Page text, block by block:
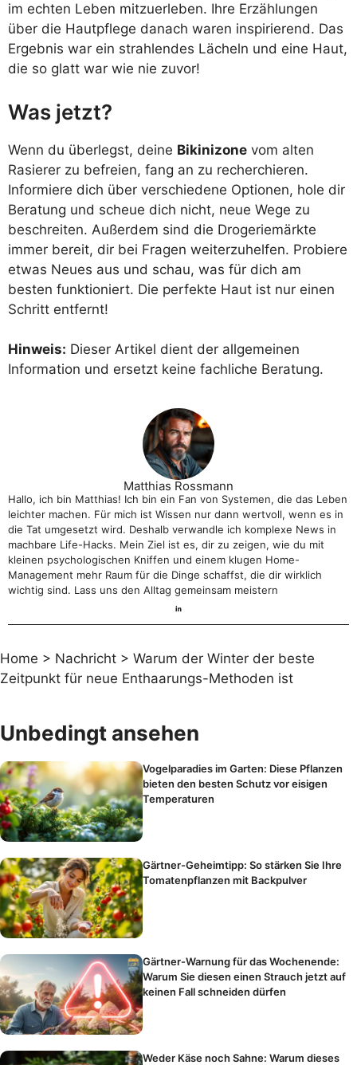
im echten Leben mitzuerleben. Ihre Erzählungen
über die Hautpflege danach waren inspirierend. Das
Ergebnis war ein strahlendes Lächeln und eine Haut,
die so glatt war wie nie zuvor!
Was jetzt?
Wenn du überlegst, deine Bikinizone vom alten
Rasierer zu befreien, fang an zu recherchieren.
Informiere dich über verschiedene Optionen, hole dir
Beratung und scheue dich nicht, neue Wege zu
beschreiten. Außerdem sind die Drogeriemärkte
immer bereit, dir bei Fragen weiterzuhelfen. Probiere
etwas Neues aus und schau, was für dich am
besten funktioniert. Die perfekte Haut ist nur einen
Schritt entfernt!
Hinweis: Dieser Artikel dient der allgemeinen
Information und ersetzt keine fachliche Beratung.
Matthias Rossmann
Hallo, ich bin Matthias! Ich bin ein Fan von Systemen, die das Leben
leichter machen. Für mich ist Wissen nur dann wertvoll, wenn es in
die Tat umgesetzt wird. Deshalb verwandle ich komplexe News in
machbare Life-Hacks. Mein Ziel ist es, dir zu zeigen, wie du mit
kleinen psychologischen Kniffen und einem klugen Home-
Management mehr Raum für die Dinge schaffst, die dir wirklich
wichtig sind. Lass uns den Alltag gemeinsam meistern
Home > Nachricht > Warum der Winter der beste
Zeitpunkt für neue Enthaarungs-Methoden ist
Unbedingt ansehen
Vogelparadies im Garten: Diese Pflanzen
bieten den besten Schutz vor eisigen
Temperaturen
Gärtner-Geheimtipp: So stärken Sie Ihre
Tomatenpflanzen mit Backpulver
Gärtner-Warnung für das Wochenende:
Warum Sie diesen einen Strauch jetzt auf
keinen Fall schneiden dürfen
Weder Käse noch Sahne: Warum dieses